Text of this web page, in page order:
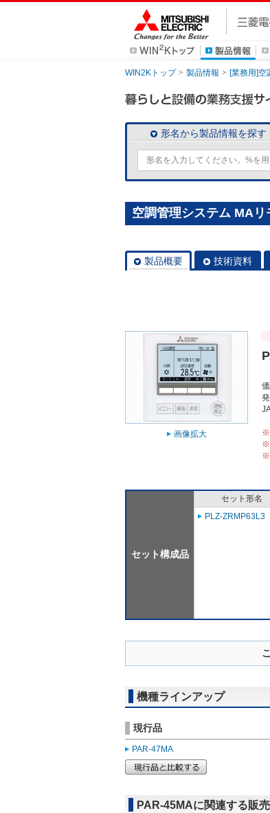
WIN2Kトップ 製品情報 [業務用]空
形名から製品情報を探す
空調管理システム MA
製品概要 技術資料
画像拡大
※
※
セット構成品
セット形名
PLZ-ZRMP63L3
機種ラインアップ
現行品
PAR-47MA
PAR-45MAに関連する販